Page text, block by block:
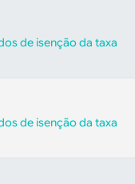
de isenção da taxa
de isenção da taxa